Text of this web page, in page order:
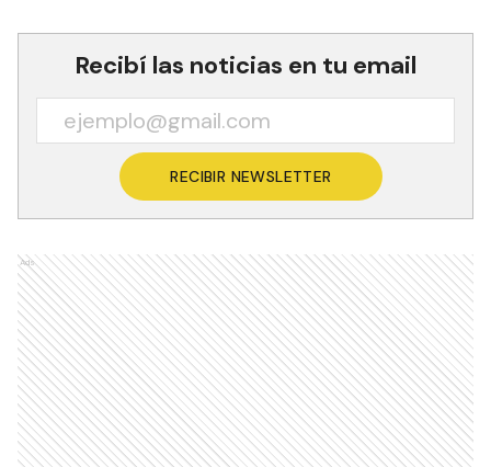
Recibí las noticias en tu email
RECIBIR NEWSLETTER
Ads